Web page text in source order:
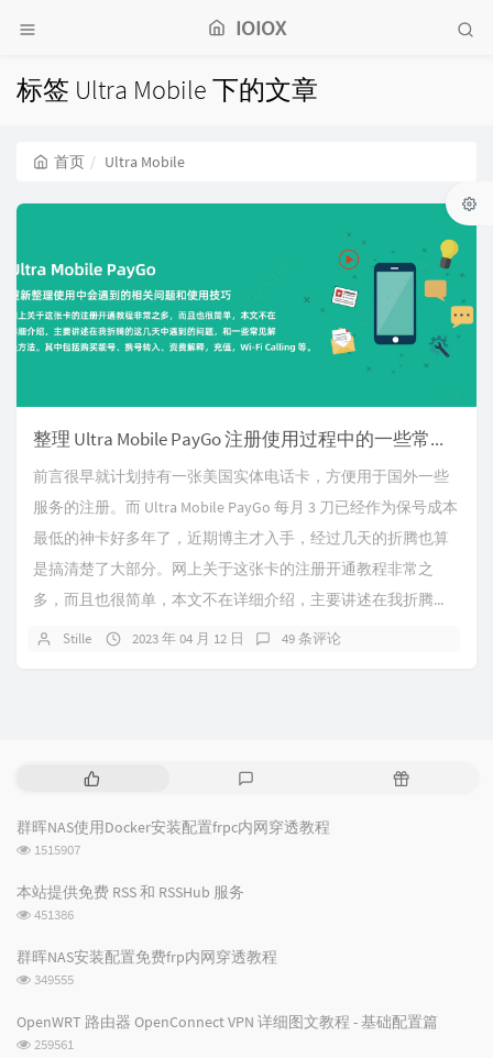
IOIOX
标签 Ultra Mobile 下的文章
首页 Ultra Mobile
整理 Ultra Mobile PayGo 注册使用过程中的一些常见问题和技巧
前言很早就计划持有一张美国实体电话卡，方便用于国外一些
服务的注册。而 Ultra Mobile PayGo 每月 3 刀已经作为保号成本
最低的神卡好多年了，近期博主才入手，经过几天的折腾也算
是搞清楚了大部分。网上关于这张卡的注册开通教程非常之
多，而且也很简单，本文不在详细介绍，主要讲述在我折腾...
Stille 2023 年 04 月 12 日 49 条评论
热
文
章
评
论
随
群晖NAS使用Docker安装配置frpc内网穿透教程
浏
次
数:
1515907
本站提供免费 RSS 和 RSSHub 服务
浏
次
数:
451386
群晖NAS安装配置免费frp内网穿透教程
浏
次
349555
OpenWRT 路由器 OpenConnect VPN 详细图文教程 - 基础配置篇
浏
259561